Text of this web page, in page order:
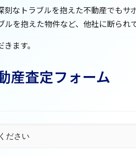
なトラブルを抱えた不動産でもサ
を抱えた物件など、他社に断られ
ます。
産査定フォーム